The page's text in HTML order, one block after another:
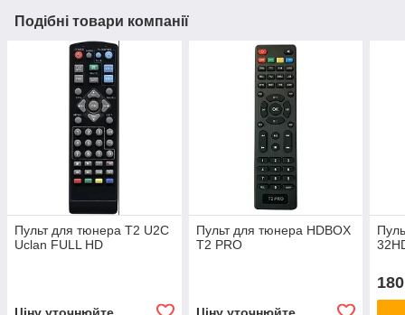
Подібні товари компанії
Пульт для тюнера T2 U2C
Uclan FULL HD
Пульт для тюнера HDBOX
T2 PRO
180